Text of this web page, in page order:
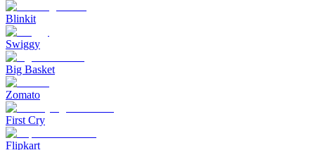
Blinkit
Swiggy
Big Basket
Zomato
First Cry
Flipkart